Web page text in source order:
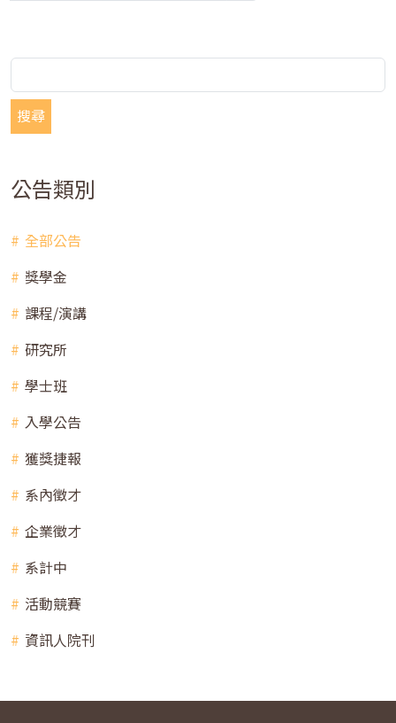
搜尋
公告類別
全部公告
獎學金
課程/演講
研究所
學士班
入學公告
獲獎捷報
系內徵才
企業徵才
系計中
活動競賽
資訊人院刊